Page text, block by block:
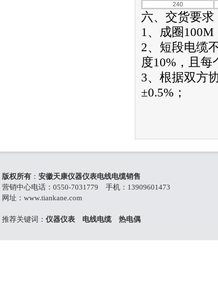
240
六、交货要求
1、成圈
2、短段电缆
度10%，且
3、根据双方
±0.5%；
版权所有 ： 安徽天康仪器仪表电线电缆销售
营销中心电话：0550-7031779 手机：13909601473
网址： www.tiankane.com
推荐关键词： 仪器仪表 电线电缆 热电偶